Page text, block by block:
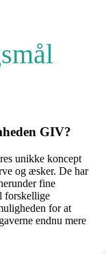
GIV?
unikke koncept
og æsker. De har
fine
forskellige
for at
endnu mere